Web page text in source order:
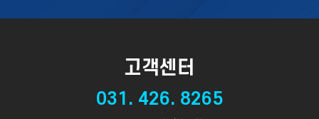
고객센터
031. 426. 8265